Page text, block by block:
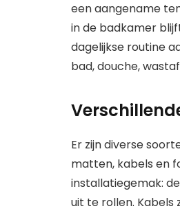
een aangename
in de badkamer
dagelijkse routine
bad, douche,
Er zijn diverse
matten, kabels en
installatiegemak:
uit te rollen. Kabels